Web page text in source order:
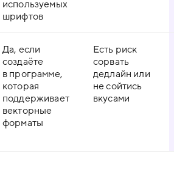
используемых
шрифтов
Да, если
создаёте
в программе,
которая
поддерживает
векторные
форматы
Есть риск
сорвать
дедлайн или
не сойтись
вкусами